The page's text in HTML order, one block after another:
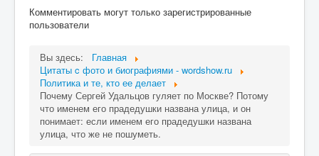
Комментировать могут только зарегистрированные
пользователи
Вы здесь:
Главная
Цитаты c фото и биографиями - wordshow.ru
Политика и те, кто ее делает
Почему Сергей Удальцов гуляет по Москве? Потому
что именем его прадедушки названа улица, и он
понимает: если именем его прадедушки названа
улица, что же не пошуметь.